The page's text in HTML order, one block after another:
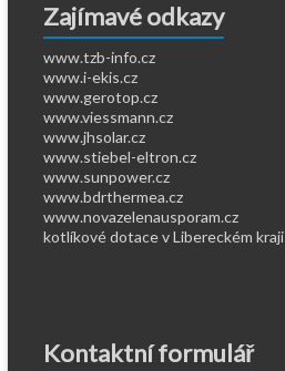
Zajímavé odkazy
www.tzb-info.cz
www.i-ekis.cz
www.gerotop.cz
www.viessmann.cz
www.jhsolar.cz
www.stiebel-eltron.cz
www.sunpower.cz
www.bdrthermea.cz
www.novazelenausporam.cz
kotlíkové dotace v Libereckém kraji
Kontaktní formulář